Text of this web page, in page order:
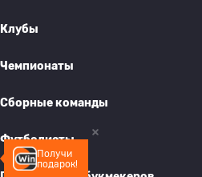
Получи
подарок!
Клубы
Чемпионаты
Сборные команды
Футболисты